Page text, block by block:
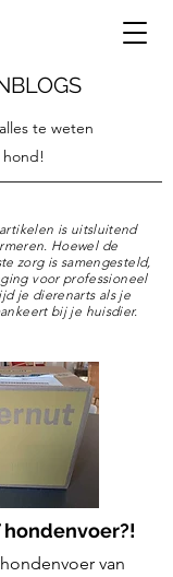
te weten
hond!
is uitsluitend
Hoewel de
zorg is samengesteld,
voor professioneel
je dierenarts als je
bij je huisdier.
hondenvoer?!
van